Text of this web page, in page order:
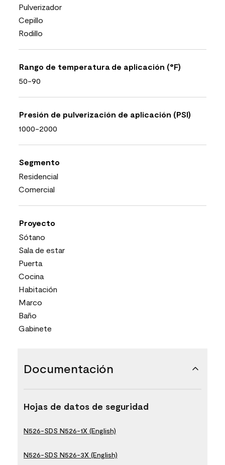
Pulverizador
Cepillo
Rodillo
Rango de temperatura de aplicación (°F)
50-90
Presión de pulverización de aplicación (PSI)
1000-2000
Segmento
Residencial
Comercial
Proyecto
Sótano
Sala de estar
Puerta
Cocina
Habitación
Marco
Baño
Gabinete
Documentación
Hojas de datos de seguridad
N526-SDS N526-1X (English)
N526-SDS N526-3X (English)